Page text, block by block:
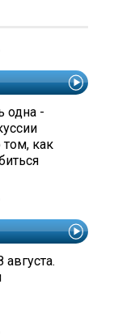
одна -
как
августа.